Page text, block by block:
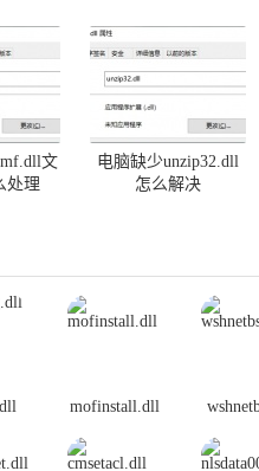
文
处理
电脑缺少unzip32.dll
怎么解决
mofinstall.dll